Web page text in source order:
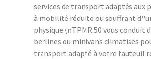
services de transport adaptés aux
à mobilité réduite ou souffrant
physique.\nTPMR 50 vous conduit
berlines ou minivans climatisés
transport adapté à votre fauteuil